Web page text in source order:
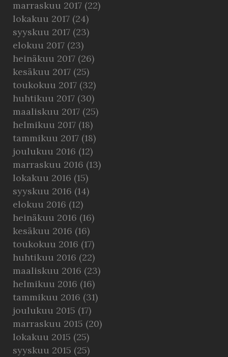
marraskuu 2017 (22)
lokakuu 2017 (24)
syyskuu 2017 (23)
elokuu 2017 (23)
heinäkuu 2017 (26)
kesäkuu 2017 (25)
toukokuu 2017 (32)
huhtikuu 2017 (30)
maaliskuu 2017 (25)
helmikuu 2017 (18)
tammikuu 2017 (18)
joulukuu 2016 (12)
marraskuu 2016 (13)
lokakuu 2016 (15)
syyskuu 2016 (14)
elokuu 2016 (12)
heinäkuu 2016 (16)
kesäkuu 2016 (16)
toukokuu 2016 (17)
huhtikuu 2016 (22)
maaliskuu 2016 (23)
helmikuu 2016 (16)
tammikuu 2016 (31)
joulukuu 2015 (17)
marraskuu 2015 (20)
lokakuu 2015 (25)
syyskuu 2015 (25)